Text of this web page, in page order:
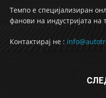
Темпо е специјализиран
фанови на индустријата на
Контактирај не :